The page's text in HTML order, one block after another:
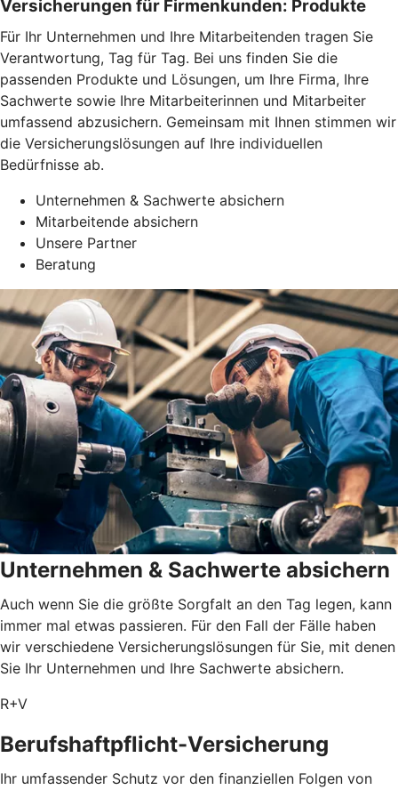
Versicherungen für Firmenkunden: Produkte
Für Ihr Unternehmen und Ihre Mitarbeitenden tragen Sie
Verantwortung, Tag für Tag. Bei uns finden Sie die
passenden Produkte und Lösungen, um Ihre Firma, Ihre
Sachwerte sowie Ihre Mitarbeiterinnen und Mitarbeiter
umfassend abzusichern. Gemeinsam mit Ihnen stimmen wir
die Versicherungslösungen auf Ihre individuellen
Bedürfnisse ab.
Unternehmen & Sachwerte absichern
Mitarbeitende absichern
Unsere Partner
Beratung
Unternehmen & Sachwerte absichern
Auch wenn Sie die größte Sorgfalt an den Tag legen, kann
immer mal etwas passieren. Für den Fall der Fälle haben
wir verschiedene Versicherungslösungen für Sie, mit denen
Sie Ihr Unternehmen und Ihre Sachwerte absichern.
R+V
Berufshaftpflicht-Versicherung
Ihr umfassender Schutz vor den finanziellen Folgen von